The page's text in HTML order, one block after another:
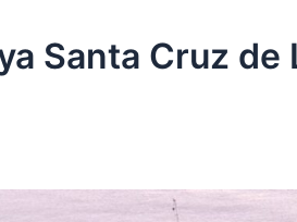
Santa Cruz de